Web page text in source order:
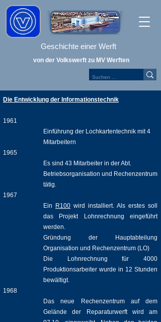
Geschichte einer Werft
von der Volkswerft zu MV Werften
Die Entwicklung der Informationstechnik
1961
Einführung der Lochkartentechnik mit 4
Mitarbeitern
1965
Es sind 43 Mitarbeiter in der Abt.
Betriebsorganisation und Rechenzentrum
tätig.
1967
Ein
R100 wird installiert. Als erstes soll
das Projekt Lohnrechnung eingeführt
werden.
Gründung der Hauptabteilung
Organisation und Rechenzentrum (LO)
Die Lohnrechnung für 4000
Produktionsarbeiter wurde in 12 Stunden
bewältigt.
1968
Das neue Rechenzentrum auf dem
Gelände der Reparaturwerft wird am